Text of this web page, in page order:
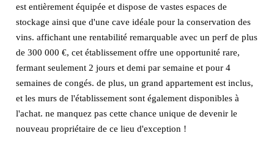
est entièrement équipée et dispose de vastes espaces de
stockage ainsi que d'une cave idéale pour la conservation des
vins. affichant une rentabilité remarquable avec un perf de plus
de 300 000 €, cet établissement offre une opportunité rare,
fermant seulement 2 jours et demi par semaine et pour 4
semaines de congés. de plus, un grand appartement est inclus,
et les murs de l'établissement sont également disponibles à
l'achat. ne manquez pas cette chance unique de devenir le
nouveau propriétaire de ce lieu d'exception !